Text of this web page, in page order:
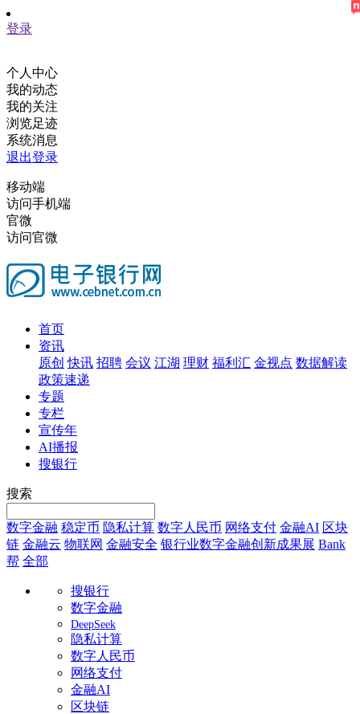
登录
个人中心
我的动态
我的关注
浏览足迹
系统消息
退出登录
移动端
访问手机端
官微
访问官微
首页
资讯
原创 快讯 招聘 会议 江湖 理财 福利汇 金视点 数据解读
政策速递
专题
专栏
宣传年
AI播报
搜银行
搜索
数字金融 稳定币 隐私计算 数字人民币 网络支付 金融AI 区块
链 金融云 物联网 金融安全 银行业数字金融创新成果展 Bank
帮 全部
搜银行
数字金融
DeepSeek
隐私计算
数字人民币
网络支付
金融AI
区块链